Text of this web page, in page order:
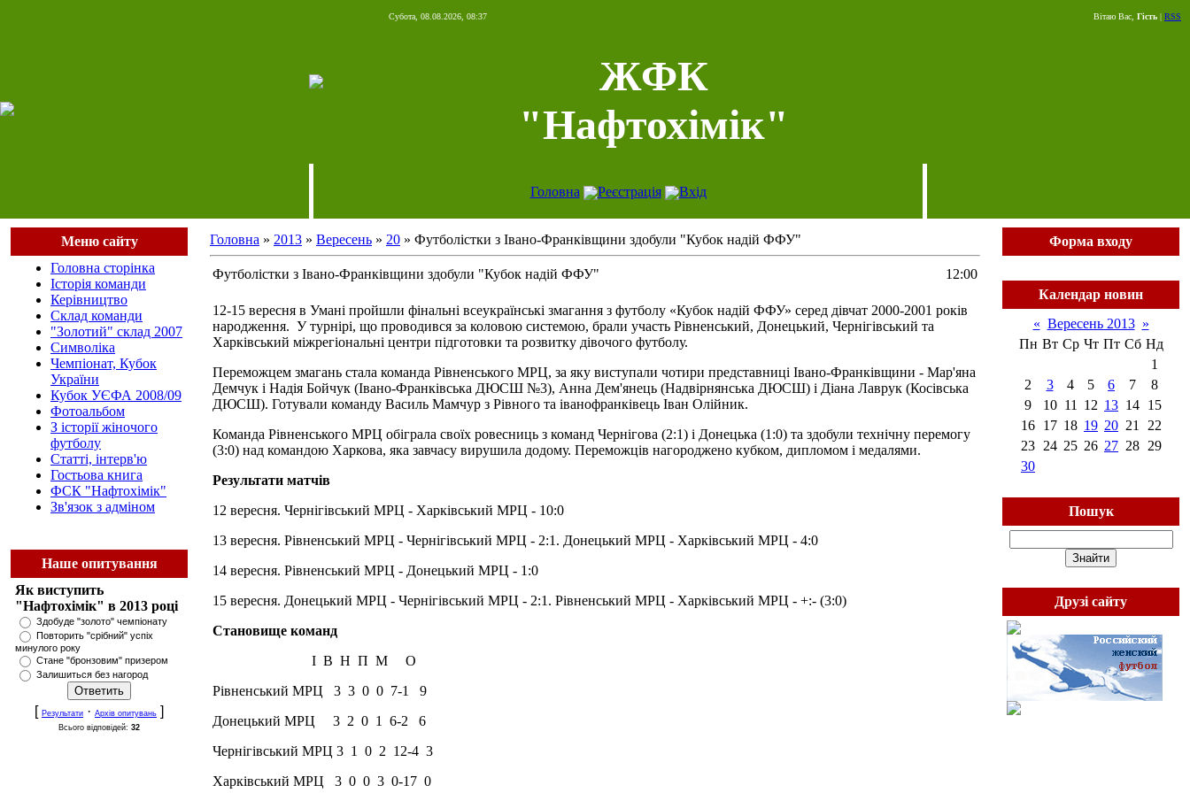
Субота, 08.08.2026, 08:37 Вітаю Вас, Гість | RSS
ЖФК
"Нафтохімік"
Головна Реєстрація Вхід
Меню сайту
Головна сторінка
Історія команди
Керівництво
Cклад команди
"Золотий" склад 2007
Символіка
Чемпіонат, Кубок
України
Кубок УЄФА 2008/09
Фотоальбом
З історії жіночого
футболу
Статті, інтерв'ю
Гостьова книга
ФСК "Нафтохімік"
Зв'язок з адміном
Наше опитування
Як виступить
"Нафтохімік" в 2013 році
Здобуде "золото" чемпіонату
Повторить "срібний" успіх
минулого року
Стане "бронзовим" призером
Залишиться без нагород
[ Результати · Архів опитувань ]
Всього відповідей: 32
Головна » 2013 » Вересень » 20 » Футболістки з Івано-Франківщини здобули "Кубок надій ФФУ"
Футболістки з Івано-Франківщини здобули "Кубок надій ФФУ" 12:00
12-15 вересня в Умані пройшли фінальні всеукраїнські змагання з футболу «Кубок надій ФФУ» серед дівчат 2000-2001 років
народження. У турнірі, що проводився за коловою системою, брали участь Рівненський, Донецький, Чернігівський та
Харківський міжрегіональні центри підготовки та розвитку дівочого футболу.
Переможцем змагань стала команда Рівненського МРЦ, за яку виступали чотири представниці Івано-Франківщини - Мар'яна
Демчук і Надія Бойчук (Івано-Франківська ДЮСШ №3), Анна Дем'янець (Надвірнянська ДЮСШ) і Діана Лаврук (Косівська
ДЮСШ). Готували команду Василь Мамчур з Рівного та іванофранківець Іван Олійник.
Команда Рівненського МРЦ обіграла своїх ровесниць з команд Чернігова (2:1) і Донецька (1:0) та здобули технічну перемогу
(3:0) над командою Харкова, яка завчасу вирушила додому. Переможців нагороджено кубком, дипломом і медалями.
Результати матчів
12 вересня. Чернігівський МРЦ - Харківський МРЦ - 10:0
13 вересня. Рівненський МРЦ - Чернігівський МРЦ - 2:1. Донецький МРЦ - Харківський МРЦ - 4:0
14 вересня. Рівненський МРЦ - Донецький МРЦ - 1:0
15 вересня. Донецький МРЦ - Чернігівський МРЦ - 2:1. Рівненський МРЦ - Харківський МРЦ - +:- (3:0)
Становище команд
І В Н П М О
Рівненський МРЦ 3 3 0 0 7-1 9
Донецький МРЦ 3 2 0 1 6-2 6
Чернігівський МРЦ 3 1 0 2 12-4 3
Харківський МРЦ 3 0 0 3 0-17 0
Форма входу
Календар новин
« Вересень 2013 »
Пн Вт Ср Чт Пт Сб Нд
1
2
3 4 5 6 7
8
9
10 11 12 13 14 15
16 17 18 19 20 21
22
23 24 25 26 27 28 29
30
Пошук
Друзі сайту